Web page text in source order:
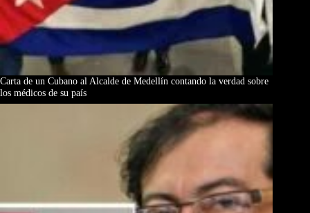
Carta de un Cubano al Alcalde de Medellín contando la verdad sobre
los médicos de su país